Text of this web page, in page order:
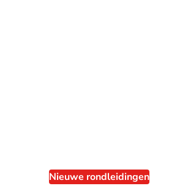
Nieuwe rondleidingen